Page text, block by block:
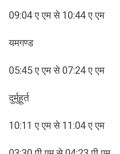
09:04 ए एम से 10:44 ए एम
यमगण्ड
05:45 ए एम से 07:24 ए एम
दुर्मुहूर्त
10:11 ए एम से 11:04 ए एम